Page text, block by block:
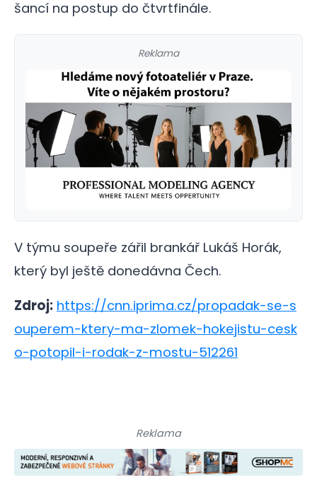
šancí na postup do čtvrtfinále.
Reklama
V týmu soupeře zářil brankář Lukáš Horák,
který byl ještě donedávna Čech.
Zdroj: https://cnn.iprima.cz/propadak-se-s
ouperem-ktery-ma-zlomek-hokejistu-cesk
o-potopil-i-rodak-z-mostu-512261
Reklama